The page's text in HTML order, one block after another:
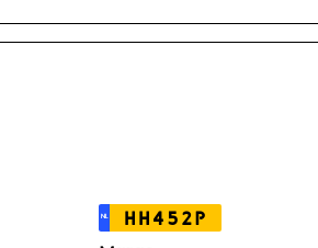
NL HH452P